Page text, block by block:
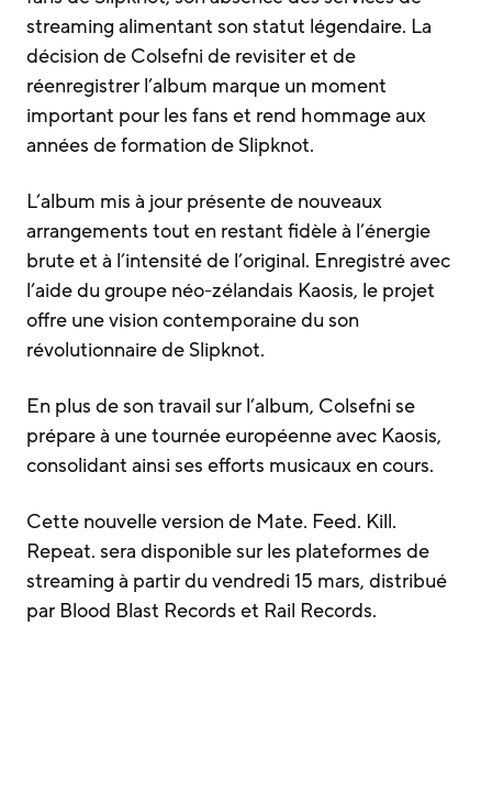
streaming alimentant son statut légendaire. La
décision de Colsefni de revisiter et de
réenregistrer l’album marque un moment
important pour les fans et rend hommage aux
années de formation de Slipknot.
L’album mis à jour présente de nouveaux
arrangements tout en restant fidèle à l’énergie
brute et à l’intensité de l’original. Enregistré avec
l’aide du groupe néo-zélandais Kaosis, le projet
offre une vision contemporaine du son
révolutionnaire de Slipknot.
En plus de son travail sur l’album, Colsefni se
prépare à une tournée européenne avec Kaosis,
consolidant ainsi ses efforts musicaux en cours.
Cette nouvelle version de Mate. Feed. Kill.
Repeat. sera disponible sur les plateformes de
streaming à partir du vendredi 15 mars, distribué
par Blood Blast Records et Rail Records.